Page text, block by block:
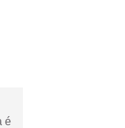
é